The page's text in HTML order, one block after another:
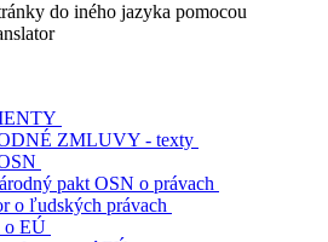
do iného jazyka pomocou
ZMLUVY - texty
pakt OSN o právach
o ľudských právach
o EÚ